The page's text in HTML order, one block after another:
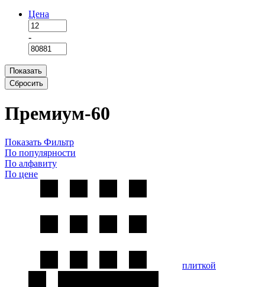
Цена
-
Показать
Сбросить
Премиум-60
Показать Фильтр
По популярности
По алфавиту
По цене
плиткой